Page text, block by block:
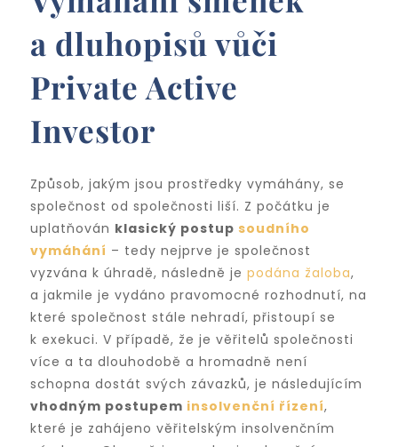
a dluhopisů vůči
Private Active
Investor
Způsob, jakým jsou prostředky vymáhány, se
společnost od společnosti liší. Z počátku je
uplatňován klasický postup soudního
vymáhání – tedy nejprve je společnost
vyzvána k úhradě, následně je podána žaloba,
a jakmile je vydáno pravomocné rozhodnutí, na
které společnost stále nehradí, přistoupí se
k exekuci. V případě, že je věřitelů společnosti
více a ta dlouhodobě a hromadně není
schopna dostát svých závazků, je následujícím
vhodným postupem insolvenční řízení,
které je zahájeno věřitelským insolvenčním